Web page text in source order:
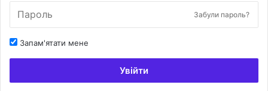
Забули пароль?
Запам'ятати мене
Увійти